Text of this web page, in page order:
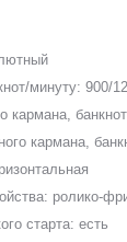
минуту: 900/
кармана,
кармана,
я
ролико-
старта: есть